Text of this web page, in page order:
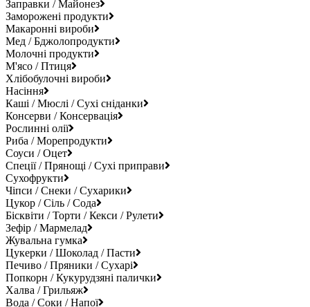
Заправки / Майонез
Заморожені продукти
Макаронні вироби
Мед / Бджолопродукти
Молочні продукти
М'ясо / Птиця
Хлібобулочні вироби
Насіння
Каші / Мюслі / Сухі сніданки
Консерви / Консервація
Рослинні олії
Риба / Морепродукти
Соуси / Оцет
Спеції / Прянощі / Сухі приправи
Сухофрукти
Чіпси / Снеки / Сухарики
Цукор / Сіль / Сода
Бісквіти / Торти / Кекси / Рулети
Зефір / Мармелад
Жувальна гумка
Цукерки / Шоколад / Пасти
Печиво / Пряники / Сухарі
Попкорн / Кукурудзяні палички
Халва / Грильяж
Вода / Соки / Напої